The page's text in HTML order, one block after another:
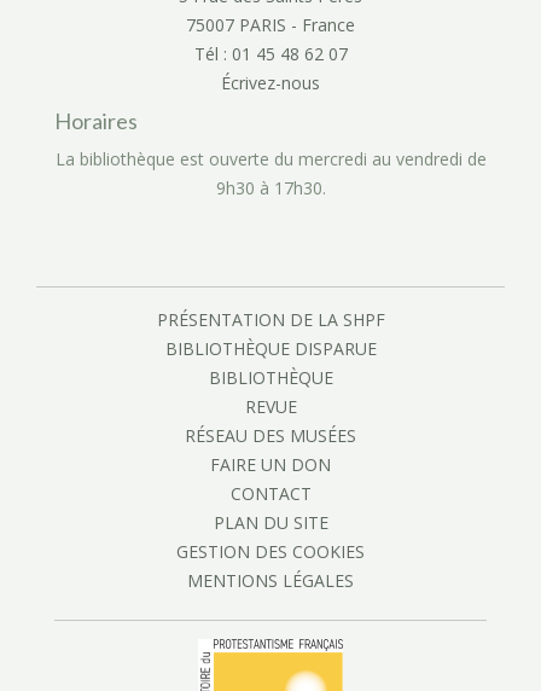
75007 PARIS - France
Tél : 01 45 48 62 07
Écrivez-nous
Horaires
La bibliothèque est ouverte du mercredi au vendredi de
9h30 à 17h30.
PRÉSENTATION DE LA SHPF
BIBLIOTHÈQUE DISPARUE
BIBLIOTHÈQUE
REVUE
RÉSEAU DES MUSÉES
FAIRE UN DON
CONTACT
PLAN DU SITE
GESTION DES COOKIES
MENTIONS LÉGALES